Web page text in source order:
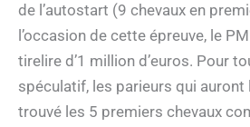
de l’autostart (9 chevaux en
l’occasion de cette épreuve, le
tirelire d’1 million d’euros. Pour
spéculatif, les parieurs qui auront
trouvé les 5 premiers chevaux